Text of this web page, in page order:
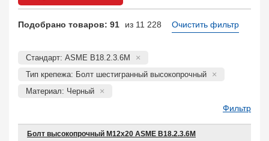
Подобрано товаров: 91 из 11 228 Очистить фильтр
Стандарт: ASME B18.2.3.6M
Тип крепежа: Болт шестигранный высокопрочный
Материал: Черный
Фильтр
Болт высокопрочный М12х20 ASME B18.2.3.6M